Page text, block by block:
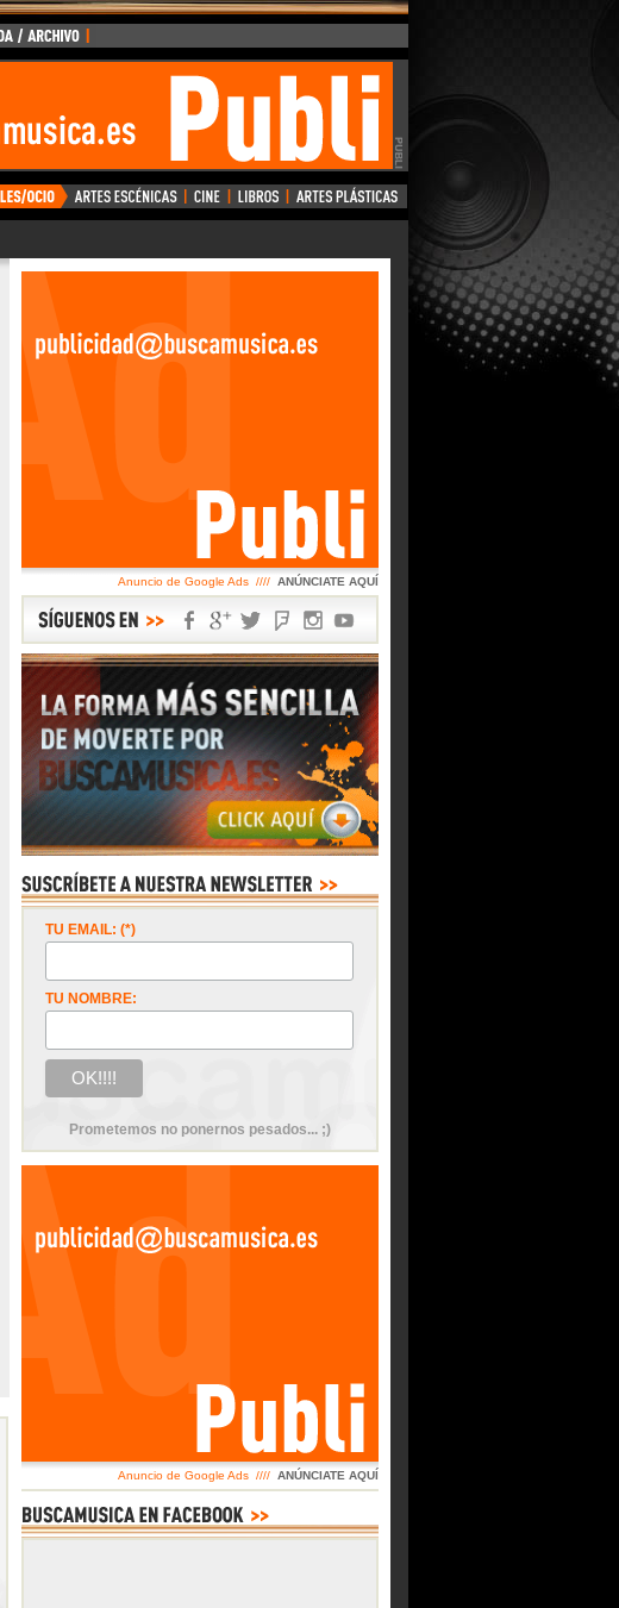
Anuncio de Google Ads //// ANÚNCIATE AQUÍ
TU EMAIL: (*)
TU NOMBRE:
Prometemos no ponernos pesados... ;)
Anuncio de Google Ads //// ANÚNCIATE AQUÍ